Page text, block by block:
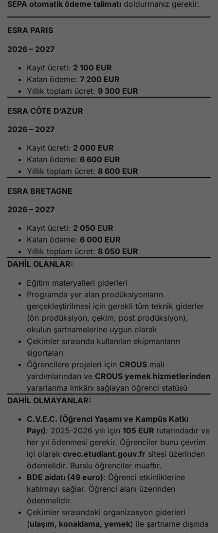
SEPA otomatik ödeme talimatı doldurmanız gerekir.
ESRA PARIS
2026 – 2027
Kayıt ücreti: 2 100 EUR
Kalan ödeme: 7 200 EUR
Yıllık toplam ücret: 9 300 EUR
ESRA CÔTE D’AZUR
2026 – 2027
Kayıt ücreti: 2 000 EUR
Kalan ödeme: 6 600 EUR
Yıllık toplam ücret: 8 600 EUR
ESRA BRETAGNE
2026 – 2027
Kayıt ücreti: 2 050 EUR
Kalan ödeme: 6 000 EUR
Yıllık toplam ücret: 8 050 EUR
DAHİL OLANLAR:
Eğitim materyalleri giderleri
Programda yer alan prodüksiyonların
gerçekleştirilmesi için gerekli tüm teknik giderler
(ön prodüksiyon, çekim, post prodüksiyon),
okulun şartnamelerine uygun olarak
Çekimler sırasında kullanılan ekipmanların
sigortaları
Öğrencilere projeleri için CROUS mali
yardımlarından ve CROUS yemek hizmetlerinden
yararlanma imkânı sağlayan öğrenci statüsü
DAHİL OLMAYANLAR:
C.V.E.C. (Öğrenci Yaşamı ve Kampüs Katkı
Payı): 2025-2026 yılı için 105 EUR tutarındadır ve
her yıl ödenmesi gerekir. Öğrenciler bunu çevrim
içi olarak cvec.etudiant.gouv.fr sitesi üzerinden
ödemelidir. Burslu öğrenciler muaftır.
BDE aidatı (49 euro): Öğrenci etkinliklerine
katılmayı sağlar. Öğrenci alanı üzerinden
ödenmelidir.
Çekimler sırasındaki organizasyon giderleri
(ulaşım, konaklama, yemek) ile şartname dışında